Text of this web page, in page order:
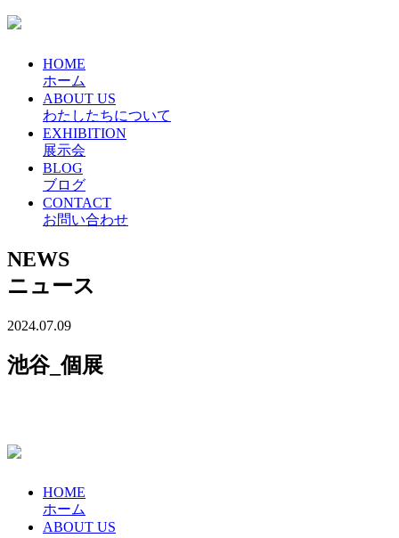
HOME
ホーム
ABOUT US
わたしたちについて
EXHIBITION
展示会
BLOG
ブログ
CONTACT
お問い合わせ
NEWS
ニュース
2024.07.09
池谷_個展
HOME
ホーム
ABOUT US